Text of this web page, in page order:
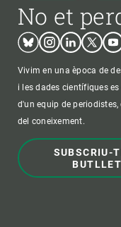
No et
BlueskyInstagram
LinkedinTwitter
Vivim en una època de
i les dades científiques
d'un equip de
del coneixement.
SUBSCRIU-